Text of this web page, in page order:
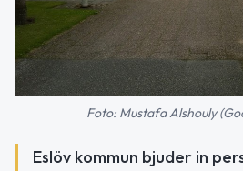
Foto: Mustafa Alshouly
Eslöv kommun bjuder in